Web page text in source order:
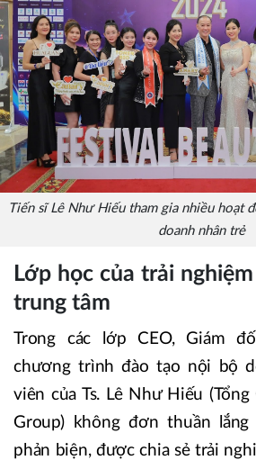
Tiến sĩ Lê Như Hiếu tham gia nhiều hoạt
doanh nhân trẻ
Lớp học của trải
trung tâm
Trong các lớp CEO, Giám
chương trình đào tạo nội bộ
viên của Ts. Lê Như Hiếu
Group) không đơn thuần
phản biện, được chia sẻ trải